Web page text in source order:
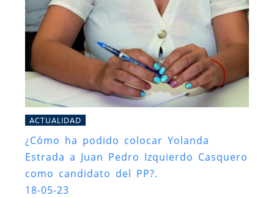
ACTUALIDAD
¿Cómo ha podido colocar Yolanda
Estrada a Juan Pedro Izquierdo Casquero
como candidato del PP?.
18-05-23